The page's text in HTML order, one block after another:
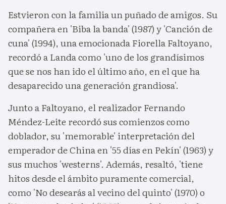
Estvieron con la familia un puñado de amigos. Su
compañera en 'Biba la banda' (1987) y 'Canción de
cuna' (1994), una emocionada Fiorella Faltoyano,
recordó a Landa como 'uno de los grandísimos
que se nos han ido el último año, en el que ha
desaparecido una generación grandiosa'.
Junto a Faltoyano, el realizador Fernando
Méndez-Leite recordó sus comienzos como
doblador, su 'memorable' interpretación del
emperador de China en '55 días en Pekín' (1963) y
sus muchos 'westerns'. Además, resaltó, 'tiene
hitos desde el ámbito puramente comercial,
como 'No desearás al vecino del quinto' (1970) o